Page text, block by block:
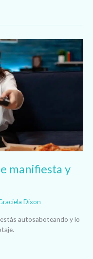
manifiesta y
Dixon
autosaboteando y lo